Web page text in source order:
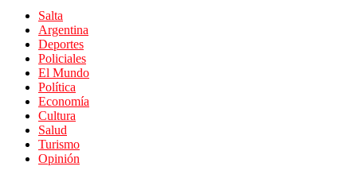
Salta
Argentina
Deportes
Policiales
El Mundo
Política
Economía
Cultura
Salud
Turismo
Opinión